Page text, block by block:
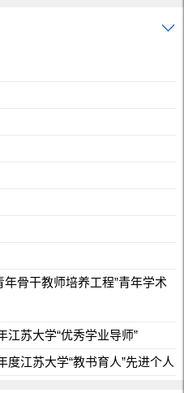
骨干教师培养工程”青年学术
江苏大学“优秀学业导师”
度江苏大学“教书育人”先进个人